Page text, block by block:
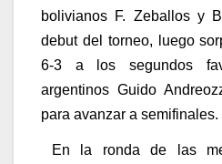
bolivianos F. Zeballos y
debut del torneo, luego
6-3 a los segundos
argentinos Guido
para avanzar a semifinales.
En la ronda de las